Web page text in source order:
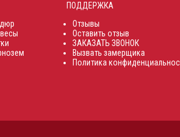
ПОДДЕРЖКА
Отзывы
Оставить отзыв
ЗАКАЗАТЬ ЗВОНОК
Вызвать замерщика
Политика